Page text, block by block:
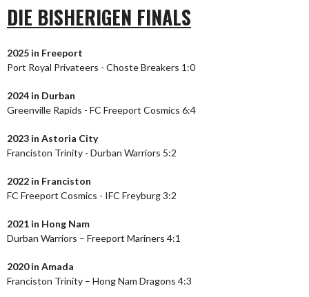
DIE BISHERIGEN FINALS
2025 in Freeport
Port Royal Privateers - Choste Breakers 1:0
2024 in Durban
Greenville Rapids - FC Freeport Cosmics 6:4
2023 in Astoria City
Franciston Trinity - Durban Warriors 5:2
2022 in Franciston
FC Freeport Cosmics - IFC Freyburg 3:2
2021 in Hong Nam
Durban Warriors – Freeport Mariners 4:1
2020 in Amada
Franciston Trinity – Hong Nam Dragons 4:3